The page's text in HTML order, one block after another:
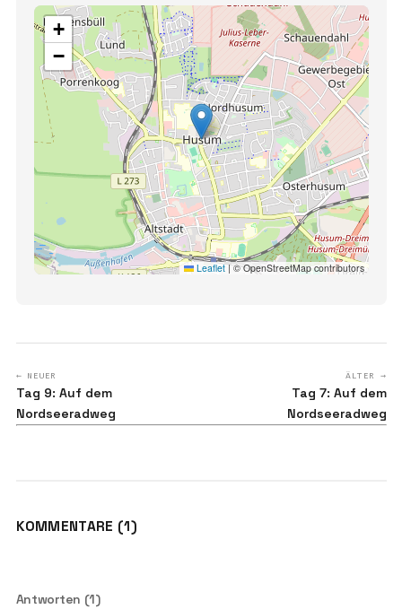
+
−
Leaflet |© OpenStreetMap contributors
← NEUER
Tag 9: Auf dem
Nordseeradweg
ÄLTER →
Tag 7: Auf dem
Nordseeradweg
KOMMENTARE (1)
Antworten (1)